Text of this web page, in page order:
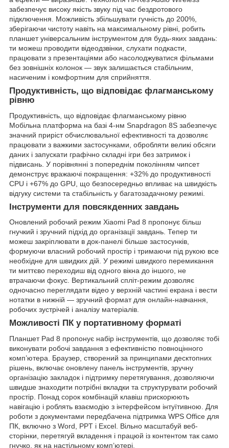
забезпечує високу якість звуку під час бездротового
підключення. Можливість збільшувати гучність до 200%,
зберігаючи чистоту навіть на максимальному рівні, робить
планшет універсальним інструментом для будь-яких завдань:
ти можеш проводити відеодзвінки, слухати подкасти,
працювати з презентаціями або насолоджуватися фільмами
без зовнішніх колонок — звук залишається стабільним,
насиченим і комфортним для сприйняття.
Продуктивність, що відповідає флагманському
рівню
Продуктивність, що відповідає флагманському рівню
Мобільна платформа на базі 4-нм Snapdragon 8S забезпечує
значний приріст обчислювальної ефективності та дозволяє
працювати з важкими застосунками, обробляти великі обсяги
даних і запускати графічно складні ігри без затримок і
підвисань. У порівнянні з попереднім поколінням чипсет
демонструє вражаючі покращення: +32% до продуктивності
CPU і +67% до GPU, що безпосередньо впливає на швидкість
відгуку системи та стабільність у багатозадачному режимі.
Інструменти для повсякденних завдань
Оновлений робочий режим Xiaomi Pad 8 пропонує більш
гнучкий і зручний підхід до організації завдань. Тепер ти
можеш закріплювати в док-панелі більше застосунків,
формуючи власний робочий простір і тримаючи під рукою все
необхідне для швидких дій. У режимі швидкого перемикання
ти миттєво переходиш від одного вікна до іншого, не
втрачаючи фокус. Вертикальний спліт-режим дозволяє
одночасно переглядати відео у верхній частині екрана і вести
нотатки в нижній — зручний формат для онлайн-навчання,
робочих зустрічей і аналізу матеріалів.
Можливості ПК у портативному форматі
Планшет Pad 8 пропонує набір інструментів, що дозволяє тобі
виконувати робочі завдання з ефективністю повноцінного
комп’ютера. Браузер, створений за принципами десктопних
рішень, включає оновлену панель інструментів, зручну
організацію закладок і підтримку перетягування, дозволяючи
швидше знаходити потрібні вкладки та структурувати робочий
простір. Понад сорок комбінацій клавіш прискорюють
навігацію і роблять взаємодію з інтерфейсом інтуїтивною. Для
роботи з документами передбачена підтримка WPS Office для
ПК, включно з Word, PPT і Excel. Вільно масштабуй веб-
сторінки, перетягуй вкладення і працюй із контентом так само
гнучко, як на настільному комп’ютері.